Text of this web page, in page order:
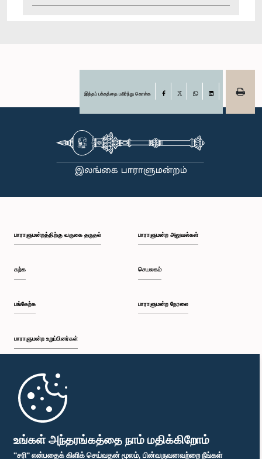
உங்கள் அந்தரங்கத்தை நாம் மதிக்கிறோம்
"சரி" என்பதைக் கிளிக் செய்வதன் மூலம், பின்வருவனவற்றை நீங்கள்
இந்தப் பக்கத்தை பகிர்ந்து கொள்க Facebook
பாராளுமன்றத்திற்கு வருகை தருதல்
கற்க
பங்கேற்க
பாராளுமன்ற உறுப்பினர்கள்
முதற்பக்கம்
பாராளுமன்ற அலுவல்கள்
செயலகம்
பாராளுமன்ற நேரலை
பாராளுமன்ற கையடக்க செயலி